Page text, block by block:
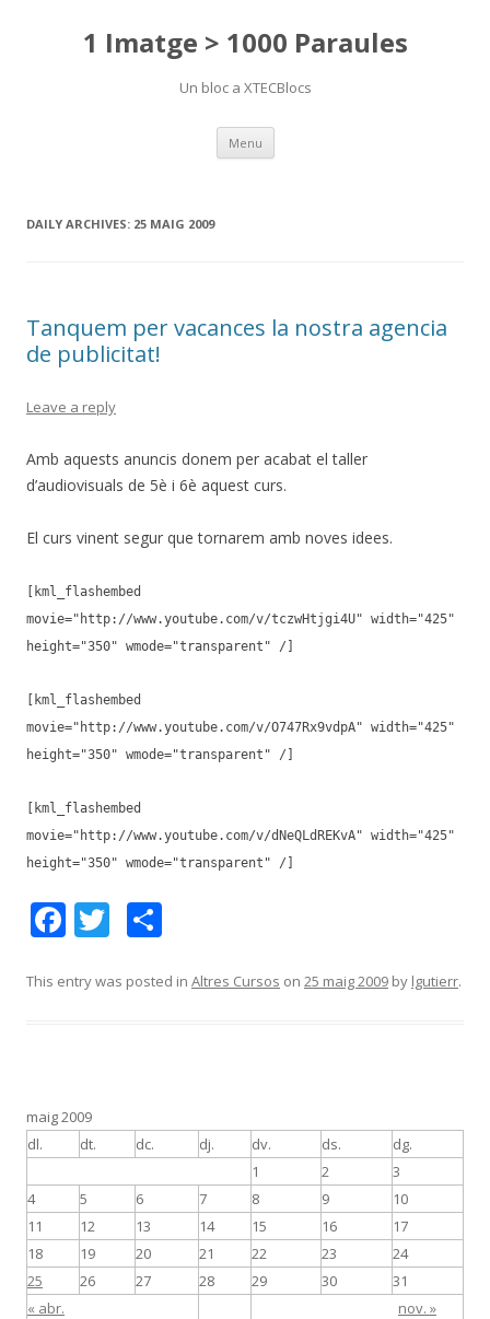
1 Imatge > 1000 Paraules
Un bloc a XTECBlocs
Menu Skip
content
DAILY ARCHIVES: 25 MAIG 2009
Tanquem per vacances la nostra agencia
de publicitat!
Leave a reply
Amb aquests anuncis donem per acabat el taller
d’audiovisuals de 5è i 6è aquest curs.
El curs vinent segur que tornarem amb noves idees.
[kml_flashembed
movie="http://www.youtube.com/v/tczwHtjgi4U" width="425"
height="350" wmode="transparent" /]
[kml_flashembed
movie="http://www.youtube.com/v/O747Rx9vdpA" width="425"
height="350" wmode="transparent" /]
[kml_flashembed
movie="http://www.youtube.com/v/dNeQLdREKvA" width="425"
height="350" wmode="transparent" /]
F
e
k
T
itt m
ix
This entry was posted in Altres Cursos on 25 maig 2009 by lgutierr.
maig 2009
dl.
dt. dc. dj. dv. ds. dg.
« abr. nov. »
1 2
3
4
5 6 7 8 9
10
11
12 13 14 15 16
17
18
19 20 21 22 23
24
25
26 27 28 29 30 31